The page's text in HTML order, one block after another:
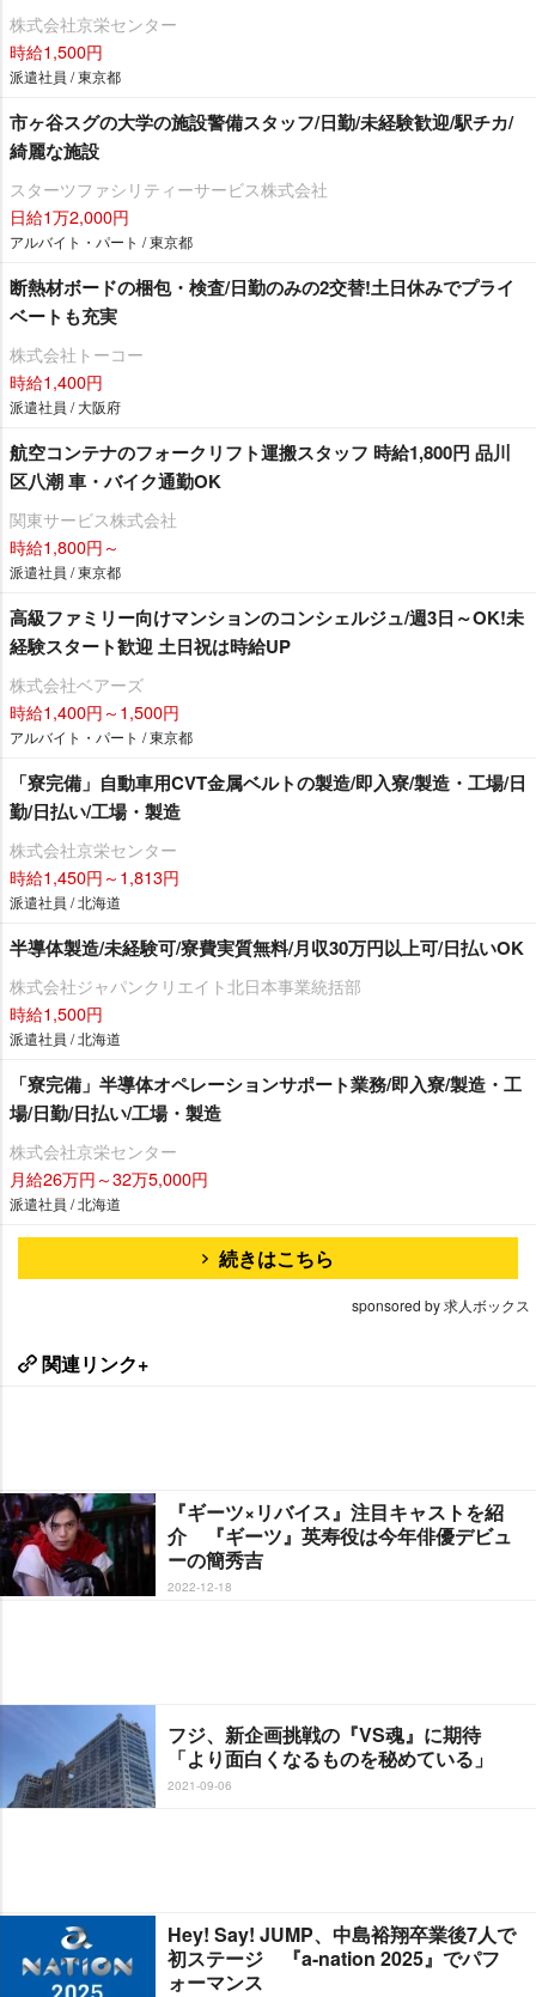
株式会社京栄センター
時給1,500円
派遣社員 / 東京都
市ヶ谷スグの大学の施設警備スタッフ/日勤/未経験歓迎/駅チカ/
綺麗な施設
スターツファシリティーサービス株式会社
日給1万2,000円
アルバイト・パート / 東京都
断熱材ボードの梱包・検査/日勤のみの2交替!土日休みでプライ
ベートも充実
株式会社トーコー
時給1,400円
派遣社員 / 大阪府
航空コンテナのフォークリフト運搬スタッフ 時給1,800円 品川
区八潮 車・バイク通勤OK
関東サービス株式会社
時給1,800円～
派遣社員 / 東京都
高級ファミリー向けマンションのコンシェルジュ/週3日～OK!未
経験スタート歓迎 土日祝は時給UP
株式会社ベアーズ
時給1,400円～1,500円
アルバイト・パート / 東京都
「寮完備」自動車用CVT金属ベルトの製造/即入寮/製造・工場/日
勤/日払い/工場・製造
株式会社京栄センター
時給1,450円～1,813円
派遣社員 / 北海道
半導体製造/未経験可/寮費実質無料/月収30万円以上可/日払いOK
株式会社ジャパンクリエイト北日本事業統括部
時給1,500円
派遣社員 / 北海道
「寮完備」半導体オペレーションサポート業務/即入寮/製造・工
場/日勤/日払い/工場・製造
株式会社京栄センター
月給26万円～32万5,000円
派遣社員 / 北海道
続きはこちら
sponsored by 求人ボックス
関連リンク+
『ギーツ×リバイス』注目キャストを紹
介 『ギーツ』英寿役は今年俳優デビュ
ーの簡秀吉
2022-12-18
フジ、新企画挑戦の『VS魂』に期待
「より面白くなるものを秘めている」
2021-09-06
Hey! Say! JUMP、中島裕翔卒業後7人で
初ステージ 『a-nation 2025』でパフ
ォーマンス